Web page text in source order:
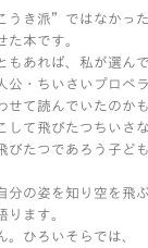
うき派”ではなかっ
た本です。
もあれば、私が選ん
公・ちいさいプロペ
せて読んでいたのか
して飛びたつちいさ
びたつであろう子ど
分の姿を知り空を飛
ります。
。ひろいそらでは、